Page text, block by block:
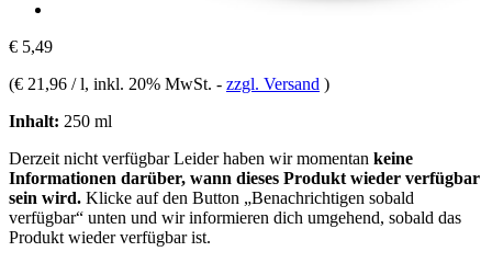
€ 5,49
(€ 21,96 / l, inkl. 20% MwSt. - zzgl. Versand )
Inhalt: 250 ml
Derzeit nicht verfügbarLeider haben wir momentan keine
Informationen darüber, wann dieses Produkt wieder verfügbar
sein wird. Klicke auf den Button „Benachrichtigen sobald
verfügbar“ unten und wir informieren dich umgehend, sobald das
Produkt wieder verfügbar ist.